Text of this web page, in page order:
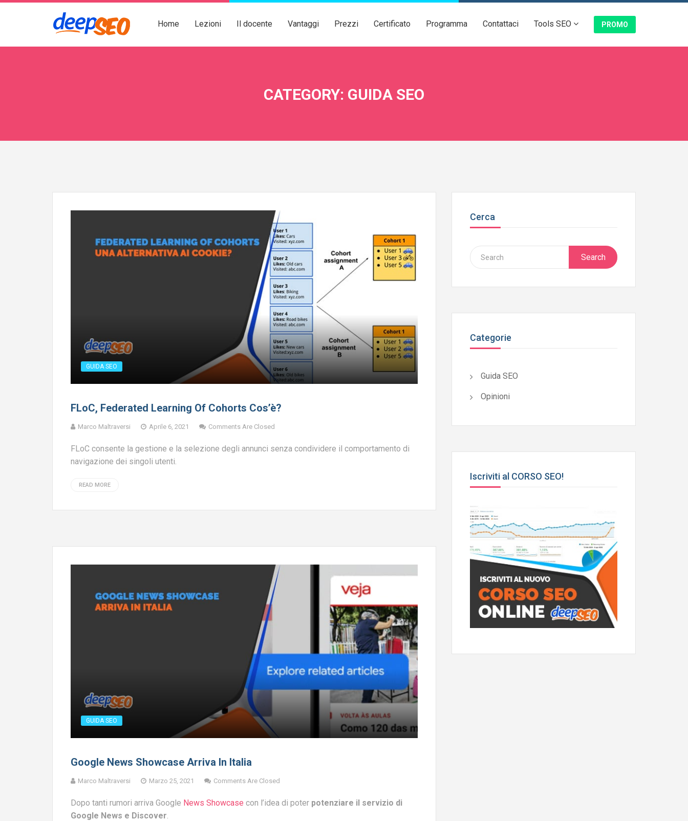
PROMO
Home Lezioni Il docente Vantaggi Prezzi Certificato Programma Contattaci Tools SEO
CATEGORY: GUIDA SEO
GUIDA SEO
FLoC, Federated Learning Of Cohorts Cos’è?
Marco Maltraversi Aprile 6, 2021 Comments Are Closed
FLoC consente la gestione e la selezione degli annunci senza condividere il comportamento di
navigazione dei singoli utenti.
READ MORE
GUIDA SEO
Google News Showcase Arriva In Italia
Marco Maltraversi Marzo 25, 2021 Comments Are Closed
Dopo tanti rumori arriva Google News Showcase con l’idea di poter potenziare il servizio di
Google News e Discover.
Cerca
Search
Categorie
Guida SEO
Opinioni
Iscriviti al CORSO SEO!